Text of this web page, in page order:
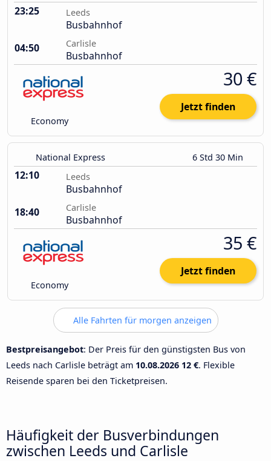
23:25 Leeds
Busbahnhof
04:50
Carlisle
Busbahnhof
Economy
30 €
Jetzt finden
National Express 6 Std 30 Min
12:10 Leeds
Busbahnhof
18:40
Carlisle
Busbahnhof
Economy
35 €
Jetzt finden
Alle Fahrten für morgen anzeigen
Bestpreisangebot: Der Preis für den günstigsten Bus von
Leeds nach Carlisle beträgt am 10.08.2026 12 €. Flexible
Reisende sparen bei den Ticketpreisen.
Häufigkeit der Busverbindungen
zwischen Leeds und Carlisle